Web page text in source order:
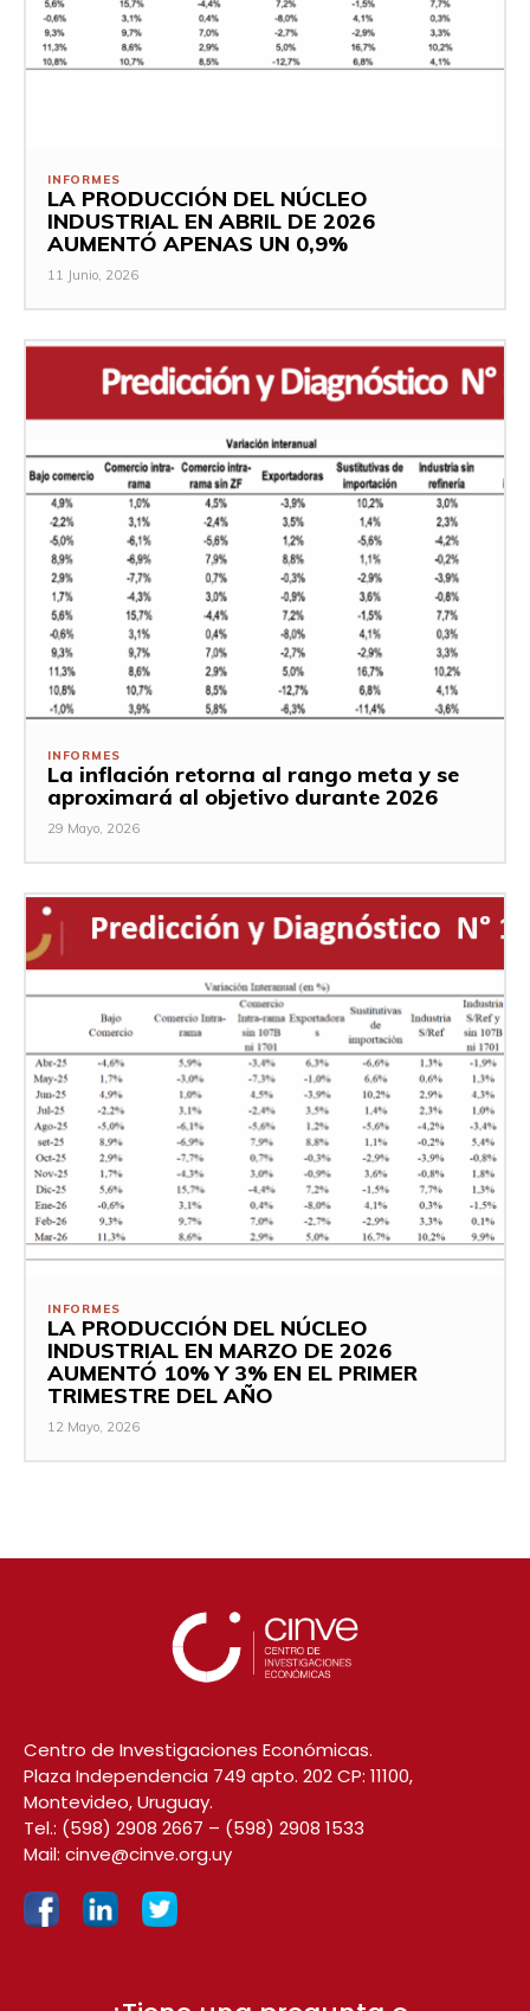
INFORMES
LA PRODUCCIÓN DEL NÚCLEO
INDUSTRIAL EN ABRIL DE 2026
AUMENTÓ APENAS UN 0,9%
11 Junio, 2026
INFORMES
La inflación retorna al rango meta y se
aproximará al objetivo durante 2026
29 Mayo, 2026
INFORMES
LA PRODUCCIÓN DEL NÚCLEO
INDUSTRIAL EN MARZO DE 2026
AUMENTÓ 10% Y 3% EN EL PRIMER
TRIMESTRE DEL AÑO
12 Mayo, 2026
Centro de Investigaciones Económicas.
Plaza Independencia 749 apto. 202 CP: 11100,
Montevideo, Uruguay.
Tel.: (598) 2908 2667 – (598) 2908 1533
Mail: cinve@cinve.org.uy